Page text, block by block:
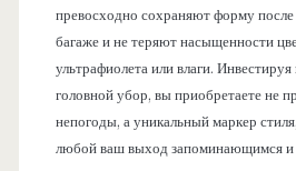
превосходно сохраняют форму после
багаже и не теряют насыщенности
ультрафиолета или влаги.
головной убор, вы приобретаете не
непогоды, а уникальный маркер
любой ваш выход запоминающимся и